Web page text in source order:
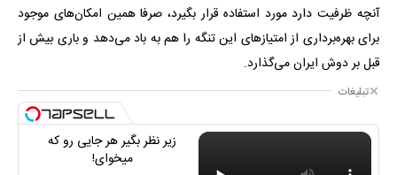
آنچه ظرفیت دارد مورد استفاده قرار بگیرد، صرفا همین امکان‌های موجود
برای بهره‌برداری از امتیازهای این تنگه را هم به باد می‌دهد و باری بیش از
قبل بر دوش ایران می‌گذارد.
تبلیغات
زیر نظر بگیر هر جایی رو که
میخوای!